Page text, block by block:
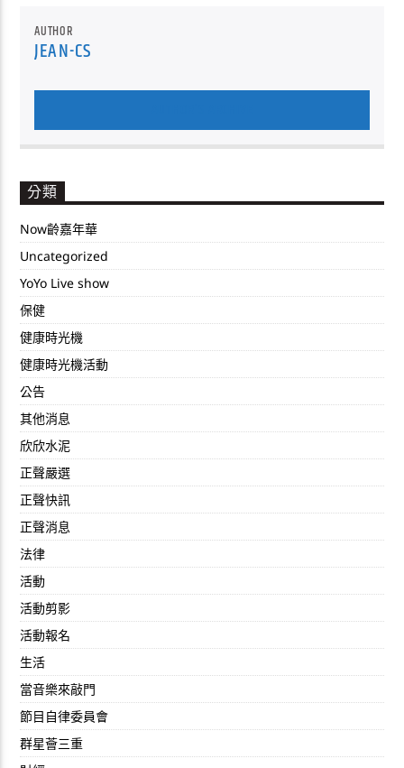
AUTHOR
JEAN-CS
分類
Now齡嘉年華
Uncategorized
YoYo Live show
保健
健康時光機
健康時光機活動
公告
其他消息
欣欣水泥
正聲嚴選
正聲快訊
正聲消息
法律
活動
活動剪影
活動報名
生活
當音樂來敲門
節目自律委員會
群星薈三重